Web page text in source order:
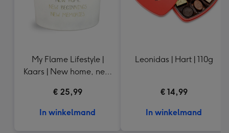
My Flame Lifestyle |
Kaars | New home, new
memories
€ 25,99
In winkelmand
Leonidas | Hart | 110g
€ 14,99
In winkelmand